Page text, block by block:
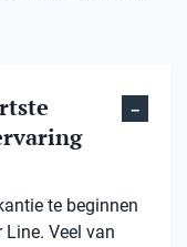
te beginnen
Veel van